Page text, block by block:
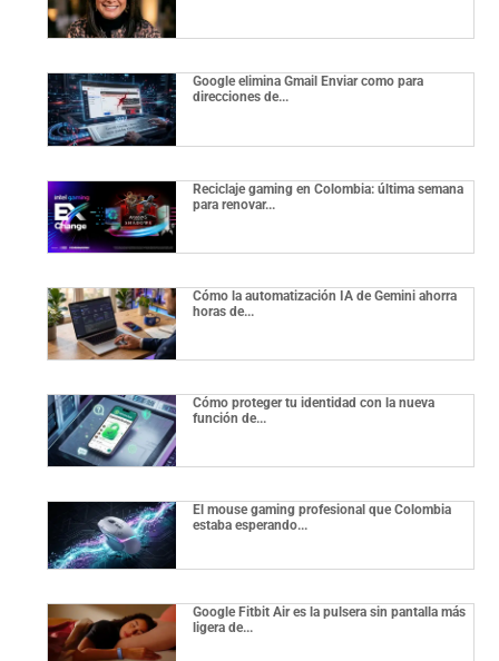
Google elimina Gmail Enviar como para
direcciones de...
Reciclaje gaming en Colombia: última semana
para renovar...
Cómo la automatización IA de Gemini ahorra
horas de...
Cómo proteger tu identidad con la nueva
función de...
El mouse gaming profesional que Colombia
estaba esperando...
Google Fitbit Air es la pulsera sin pantalla más
ligera de...